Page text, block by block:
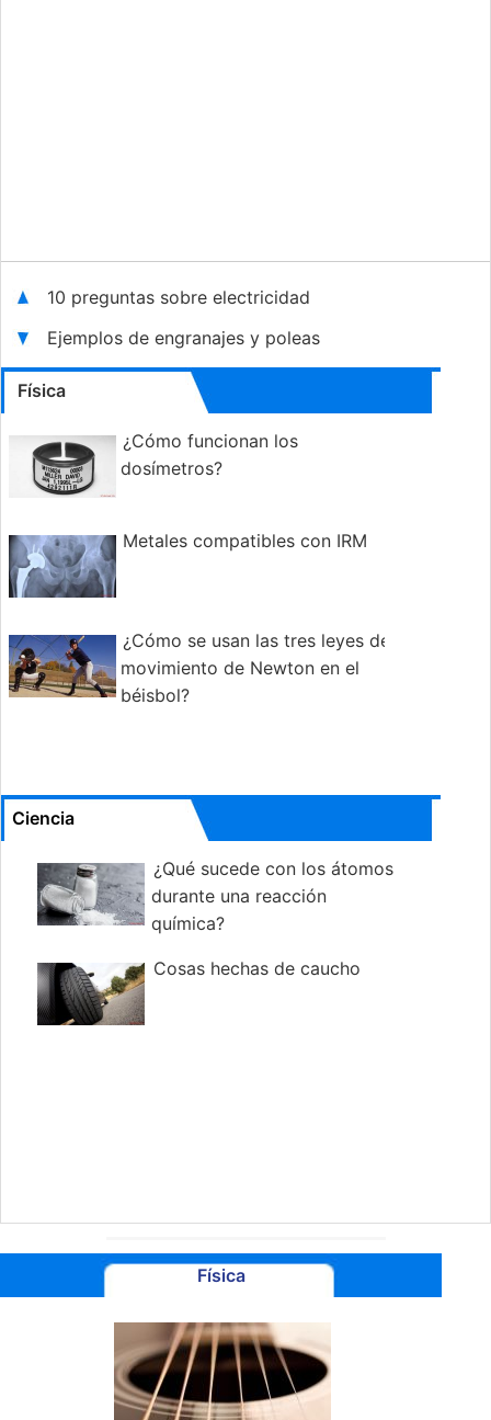
10 preguntas sobre electricidad
Ejemplos de engranajes y poleas
Física
¿Cómo funcionan los
dosímetros?
Metales compatibles con IRM
¿Cómo se usan las tres leyes de
movimiento de Newton en el
béisbol?
Ciencia
¿Qué sucede con los átomos
durante una reacción
química?
Cosas hechas de caucho
Física